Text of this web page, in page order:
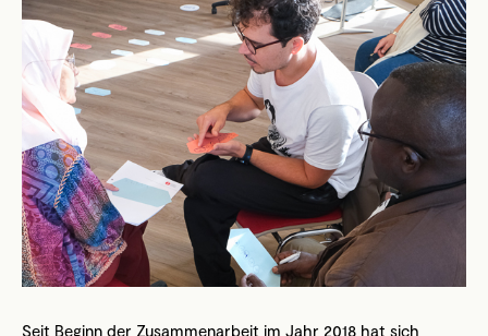
Seit Beginn der Zusammenarbeit im Jahr 2018 hat sich